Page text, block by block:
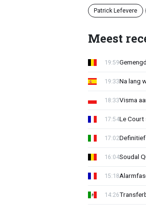
Patrick Lefevere
Meest
19:59
Na lang
19:33
Visma
18:33
Le Court
17:54
17:02
Soudal
16:04
15:18
14:26